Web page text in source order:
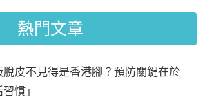
熱門文章
脫皮不見得是香港腳？預防關鍵在於
習慣」